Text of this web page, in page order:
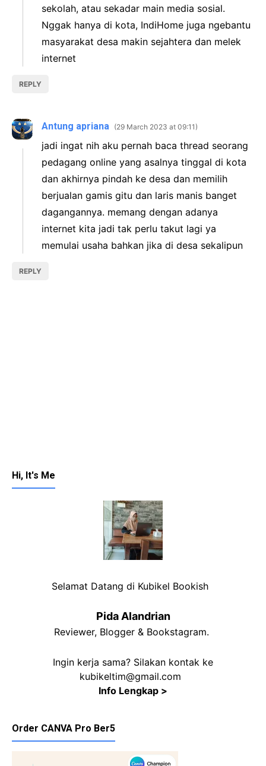
sekolah, atau sekadar main media sosial.
Nggak hanya di kota, IndiHome juga ngebantu
masyarakat desa makin sejahtera dan melek
internet
REPLY
Antung apriana 29 March 2023 at 09:11
jadi ingat nih aku pernah baca thread seorang
pedagang online yang asalnya tinggal di kota
dan akhirnya pindah ke desa dan memilih
berjualan gamis gitu dan laris manis banget
dagangannya. memang dengan adanya
internet kita jadi tak perlu takut lagi ya
memulai usaha bahkan jika di desa sekalipun
REPLY
Hi, It's Me
Selamat Datang di Kubikel Bookish
Pida Alandrian
Reviewer, Blogger & Bookstagram.
Ingin kerja sama? Silakan kontak ke
kubikeltim@gmail.com
Info Lengkap >
Order CANVA Pro Ber5